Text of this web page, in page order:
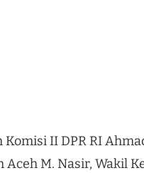
II DPR RI
M. Nasir, Wakil